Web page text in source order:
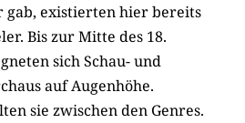
gab, existierten hier bereits
Bis zur Mitte des 18.
sich Schau- und
auf Augenhöhe.
sie zwischen den Genres.